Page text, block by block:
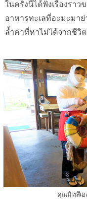
ในครั้งนี้ได้ฟังเรื่องราว
อาหารทะเลที่อะมะมา
ล้ำค่าที่หาไม่ได้จากชีวิ
คุณมิทสึเอ